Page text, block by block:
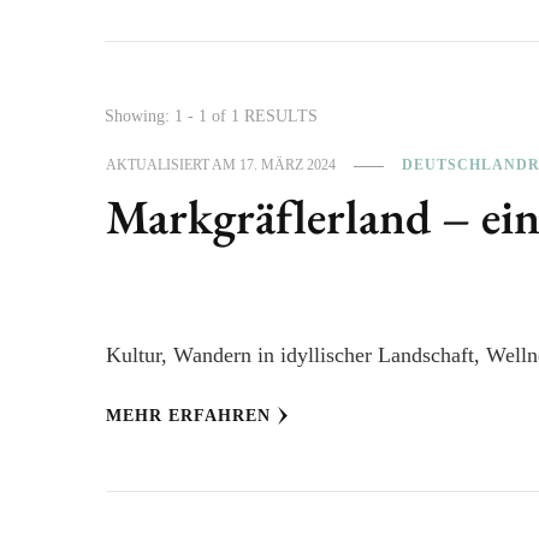
Showing: 1 - 1 of 1 RESULTS
AKTUALISIERT AM 17. MÄRZ 2024
Markgräflerland –
Kultur, Wandern in idyllischer Landschaft,
MEHR ERFAHREN